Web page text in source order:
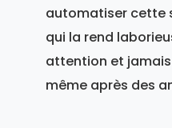
automatiser cette
qui la rend
attention et
même après des